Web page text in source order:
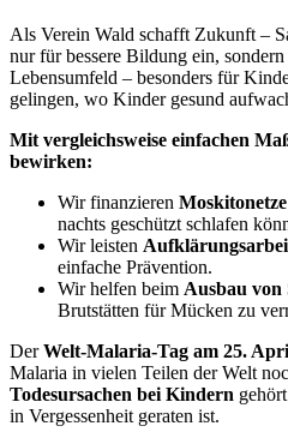
Als Verein Wald schafft Zukunft –
nur für bessere Bildung ein,
Lebensumfeld – besonders für
gelingen, wo Kinder gesund
Mit vergleichsweise einfachen
bewirken:
Wir finanzieren Moskitonetze
nachts geschützt schlafen
Wir leisten
einfache Prävention.
Wir helfen beim Ausbau von
Brutstätten für Mücken zu
DerWelt-Malaria-Tag am 25.
Malaria in vielen Teilen der Welt
Todesursachen bei Kindern
in Vergessenheit geraten ist.